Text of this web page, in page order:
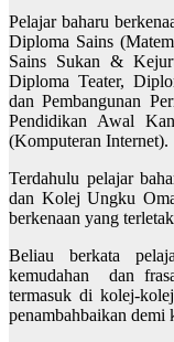
Pelajar baharu
Diploma Sains
Sains Sukan &
Diploma Teater,
dan Pembangunan
Pendidikan Awal
(Komputeran Internet).
Terdahulu pelajar
dan Kolej Ungku
berkenaan yang
Beliau berkata
kemudahan dan
termasuk di kolej-
penambahbaikan demi